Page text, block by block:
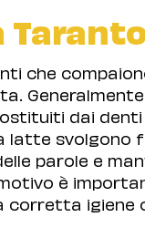
che
dai
latte svolgono
parole e
è
corretta igiene